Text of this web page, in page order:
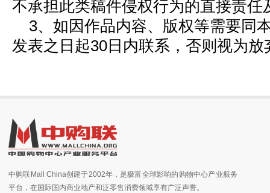
不承担此类稿件侵权行为的直接责任
3、如因作品内容、版权等需要同
发表之日起30日内联系，否则视为放
中购联Mall China创建于2002年，是极富全球影响的购物中心产业服务
平台，在国际国内商业地产和泛零售消费领域享有广泛声誉。